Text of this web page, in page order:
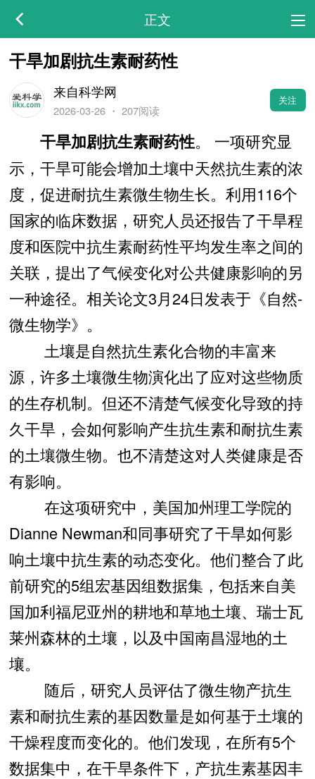
正文
干旱加剧抗生素耐药性
来自科学网
2026-03-26・ 207阅读
关注
干旱加剧抗生素耐药性。 一项研究显
示，干旱可能会增加土壤中天然抗生素的浓
度，促进耐抗生素微生物生长。利用116个
国家的临床数据，研究人员还报告了干旱程
度和医院中抗生素耐药性平均发生率之间的
关联，提出了气候变化对公共健康影响的另
一种途径。相关论文3月24日发表于《自然-
微生物学》。
土壤是自然抗生素化合物的丰富来
源，许多土壤微生物演化出了应对这些物质
的生存机制。但还不清楚气候变化导致的持
久干旱，会如何影响产生抗生素和耐抗生素
的土壤微生物。也不清楚这对人类健康是否
有影响。
在这项研究中，美国加州理工学院的
Dianne Newman和同事研究了干旱如何影
响土壤中抗生素的动态变化。他们整合了此
前研究的5组宏基因组数据集，包括来自美
国加利福尼亚州的耕地和草地土壤、瑞士瓦
莱州森林的土壤，以及中国南昌湿地的土
壤。
随后，研究人员评估了微生物产抗生
素和耐抗生素的基因数量是如何基于土壤的
干燥程度而变化的。他们发现，在所有5个
数据集中，在干旱条件下，产抗生素基因丰